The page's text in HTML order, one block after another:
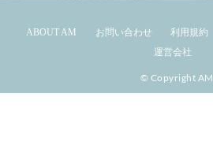
ABOUT AM お問い合わせ 利用規約
運営会社
© Copyright AM